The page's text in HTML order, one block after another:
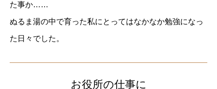
た事か……
ぬるま湯の中で育った私にとってはなかなか勉強になっ
た日々でした。
お役所の仕事に